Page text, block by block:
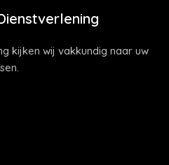
kijken wij vakkundig naar uw